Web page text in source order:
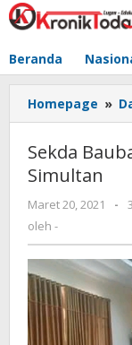
Lewati
ke
Beranda
Homepage »
Sekda
Simultan
Maret 20, 2021 -
oleh -